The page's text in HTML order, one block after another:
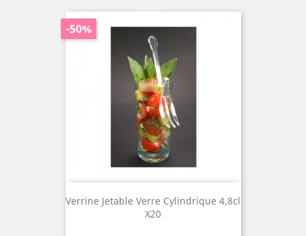
Verrine Jetable Verre Cylindrique 4,8cl
X20
-50%